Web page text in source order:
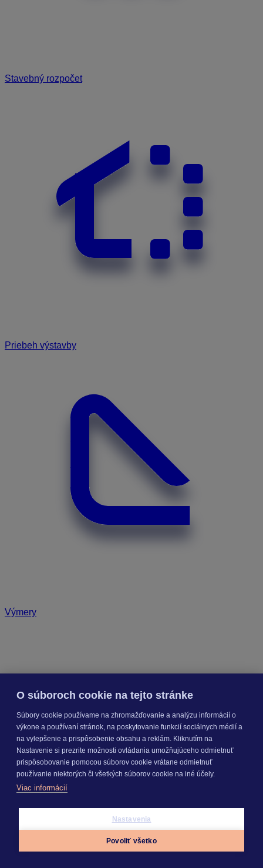
Stavebný rozpočet
Priebeh výstavby
Výmery
O súboroch cookie na tejto stránke
Súbory cookie používame na zhromažďovanie a analýzu informácií o
výkone a používaní stránok, na poskytovanie funkcií sociálnych médií a
na vylepšenie a prispôsobenie obsahu a reklám. Kliknutím na
Nastavenie si prezrite možnosti ovládania umožňujúceho odmietnuť
prispôsobovanie pomocou súborov cookie vrátane odmietnuť
používanie niektorých či všetkých súborov cookie na iné účely.
Viac informácií
Nastavenia
Povoliť všetko